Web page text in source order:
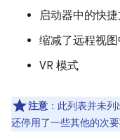
启动器中的快
缩减了远程视
VR 模式
注意 ：此列表并未
还停用了一些其他的次要